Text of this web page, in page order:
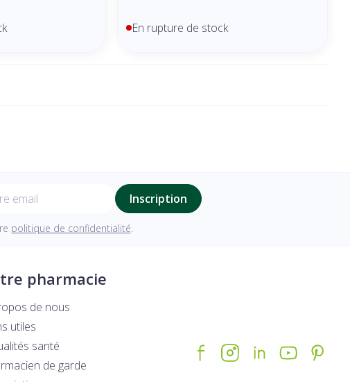
En rupture de stock
Inscription
politique de confidentialité.
pharmacie
de nous
utiles
santé
de garde